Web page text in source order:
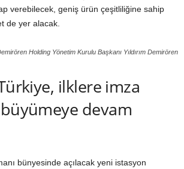
verebilecek, geniş ürün çeşitliliğine sahip
de yer alacak.
Holding Yönetim Kurulu Başkanı Yıldırım Demirören
ilklere imza
devam
bünyesinde açılacak yeni istasyon